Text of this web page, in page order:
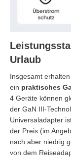
Urlaub
Insgesamt
ein praktisches
4 Geräte können
der GaN III-
Universaladapter
der Preis (im
nach aber niedrig
von dem